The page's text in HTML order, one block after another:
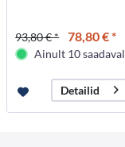
93,80 € * 78,80 € *
Ainult 10 saadaval
Detailid